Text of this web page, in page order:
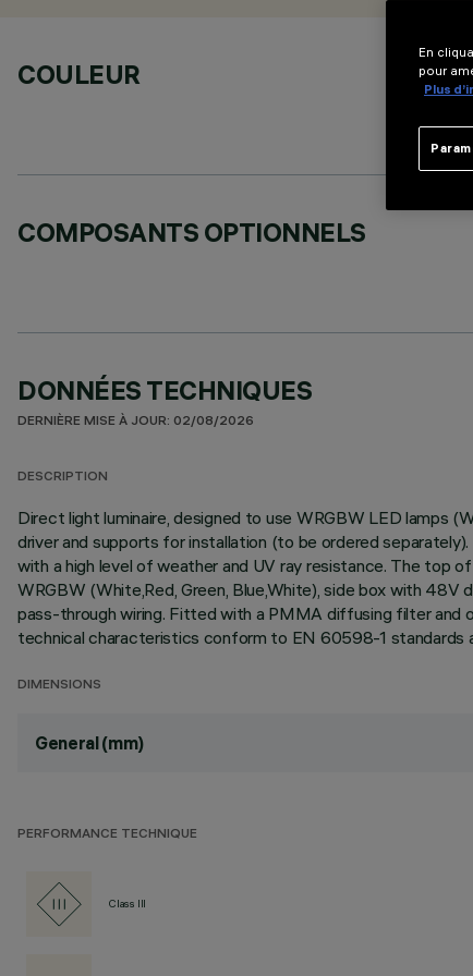
COULEUR
COMPOSANTS OPTIONNELS
DONNÉES TECHNIQUES
DERNIÈRE MISE À JOUR: 02/08/2026
DESCRIPTION
Direct light luminaire, designed to use WRGBW LED lamps
driver and supports for installation (to be ordered
with a high level of weather and UV ray resistance. The top
WRGBW (White,Red, Green, Blue,White), side box with
pass-through wiring. Fitted with a PMMA diffusing filter and
technical characteristics conform to EN 60598-1 standards
DIMENSIONS
General (mm)
PERFORMANCE TECHNIQUE
Class III
En
pour
Plus